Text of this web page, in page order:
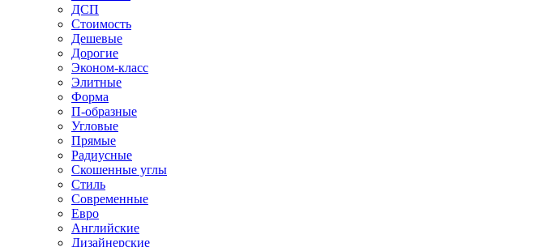
ДСП
Стоимость
Дешевые
Дорогие
Эконом-класс
Элитные
Форма
П-образные
Угловые
Прямые
Радиусные
Скошенные углы
Стиль
Современные
Евро
Английские
Дизайнерские